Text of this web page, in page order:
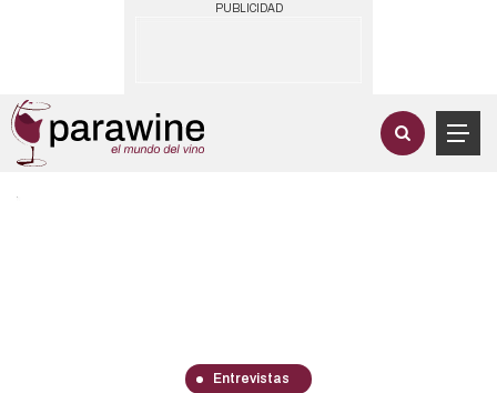
PUBLICIDAD
Entrevistas